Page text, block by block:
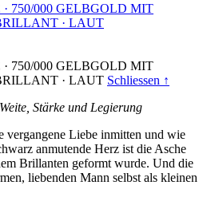
· 750/000 GELBGOLD MIT
· LAUT
· 750/000 GELBGOLD MIT
· LAUT Schliessen ↑
Stärke und Legierung
vergangene Liebe inmitten und wie
anmutende Herz ist die Asche
Brillanten geformt wurde. Und die
liebenden Mann selbst als kleinen